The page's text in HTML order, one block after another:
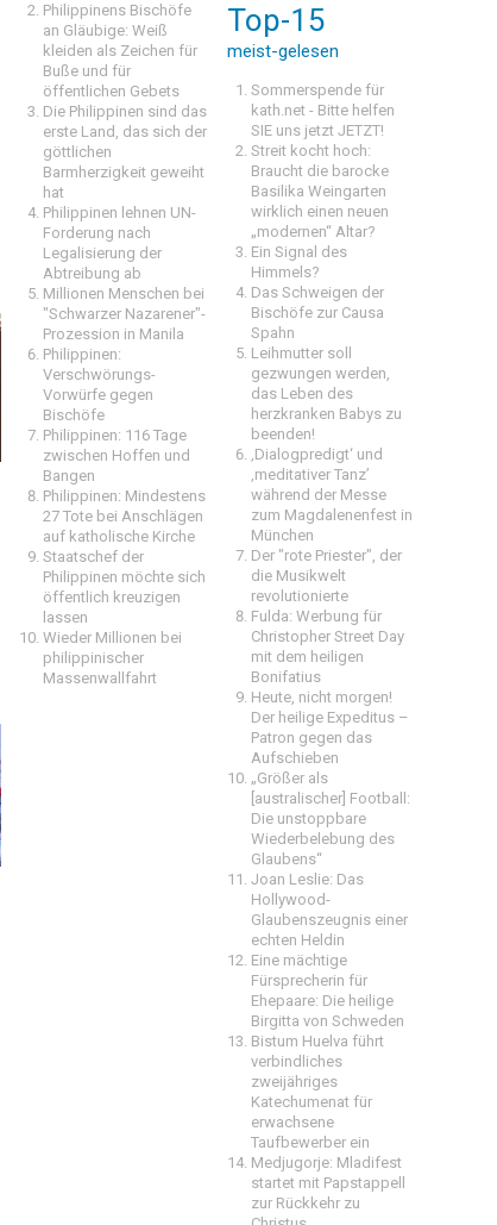
Philippinens Bischöfe
an Gläubige: Weiß
kleiden als Zeichen für
Buße und für
öffentlichen Gebets
Die Philippinen sind das
erste Land, das sich der
göttlichen
Barmherzigkeit geweiht
hat
Philippinen lehnen UN-
Forderung nach
Legalisierung der
Abtreibung ab
Millionen Menschen bei
"Schwarzer Nazarener"-
Prozession in Manila
Philippinen:
Verschwörungs-
Vorwürfe gegen
Bischöfe
Philippinen: 116 Tage
zwischen Hoffen und
Bangen
Philippinen: Mindestens
27 Tote bei Anschlägen
auf katholische Kirche
Staatschef der
Philippinen möchte sich
öffentlich kreuzigen
lassen
Wieder Millionen bei
philippinischer
Massenwallfahrt
Top-15
meist-gelesen
Sommerspende für
kath.net - Bitte helfen
SIE uns jetzt JETZT!
Streit kocht hoch:
Braucht die barocke
Basilika Weingarten
wirklich einen neuen
„modernen“ Altar?
Ein Signal des
Himmels?
Das Schweigen der
Bischöfe zur Causa
Spahn
Leihmutter soll
gezwungen werden,
das Leben des
herzkranken Babys zu
beenden!
‚Dialogpredigt‘ und
‚meditativer Tanz’
während der Messe
zum Magdalenenfest in
München
Der "rote Priester", der
die Musikwelt
revolutionierte
Fulda: Werbung für
Christopher Street Day
mit dem heiligen
Bonifatius
Heute, nicht morgen!
Der heilige Expeditus –
Patron gegen das
Aufschieben
„Größer als
[australischer] Football:
Die unstoppbare
Wiederbelebung des
Glaubens“
Joan Leslie: Das
Hollywood-
Glaubenszeugnis einer
echten Heldin
Eine mächtige
Fürsprecherin für
Ehepaare: Die heilige
Birgitta von Schweden
Bistum Huelva führt
verbindliches
zweijähriges
Katechumenat für
erwachsene
Taufbewerber ein
Medjugorje: Mladifest
startet mit Papstappell
zur Rückkehr zu